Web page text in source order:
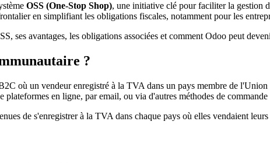
OSS (One-Stop Shop), une initiative clé pour faciliter la gestion
en simplifiant les obligations fiscales, notamment pour les
ses avantages, les obligations associées et comment Odoo peut
?
où un vendeur enregistré à la TVA dans un pays membre de
en ligne, par email, ou via d'autres méthodes de commande
de s'enregistrer à la TVA dans chaque pays où elles vendaient